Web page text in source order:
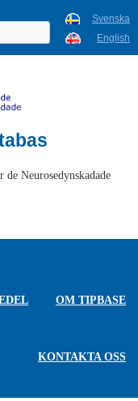
Svenska
English
Neurosedynskadade
OM TIPBASE
KONTAKTA OSS